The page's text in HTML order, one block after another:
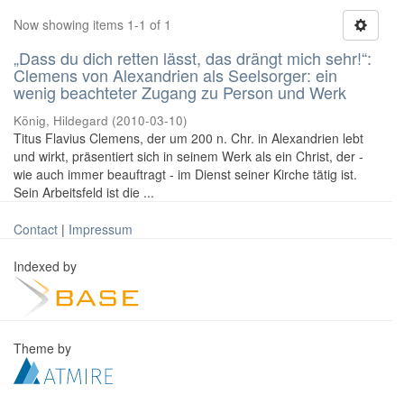
Now showing items 1-1 of 1
„Dass du dich retten lässt, das drängt mich sehr!“:
Clemens von Alexandrien als Seelsorger: ein
wenig beachteter Zugang zu Person und Werk
König, Hildegard (2010-03-10)
Titus Flavius Clemens, der um 200 n. Chr. in Alexandrien lebt
und wirkt, präsentiert sich in seinem Werk als ein Christ, der -
wie auch immer beauftragt - im Dienst seiner Kirche tätig ist.
Sein Arbeitsfeld ist die ...
Contact | Impressum
Indexed by
Theme by